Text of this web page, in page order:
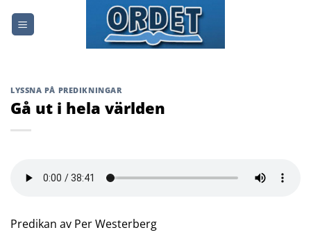
LYSSNA PÅ PREDIKNINGAR
Gå ut i hela världen
Predikan av Per Westerberg